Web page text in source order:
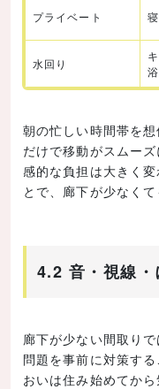
プライベート
水回り
朝の忙しい時間帯を
だけで移動がスムー
感的な負担は大きく
とで、廊下が少なく
4.2 音・視線・
廊下が少ない間取り
問題を事前に対策す
おいは住み始めてか